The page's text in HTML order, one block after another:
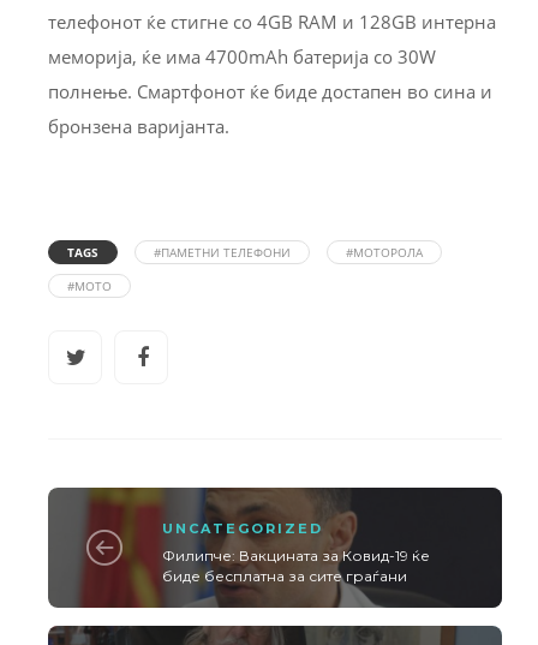
телефонот ќе стигне со 4GB RAM и 128GB интерна
меморија, ќе има 4700mAh батерија со 30W
полнење. Смартфонот ќе биде достапен во сина и
бронзена варијанта.
TAGS #ПАМЕТНИ ТЕЛЕФОНИ
#МОТОРОЛА
#МОТО
UNCATEGORIZED
Филипче: Вакцината за Ковид-19 ќе
биде бесплатна за сите граѓани